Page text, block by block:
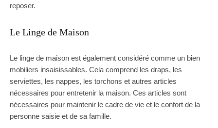
reposer.
Le Linge de Maison
Le linge de maison est également considéré comme un bien
mobiliers insaisissables. Cela comprend les draps, les
serviettes, les nappes, les torchons et autres articles
nécessaires pour entretenir la maison. Ces articles sont
nécessaires pour maintenir le cadre de vie et le confort de la
personne saisie et de sa famille.